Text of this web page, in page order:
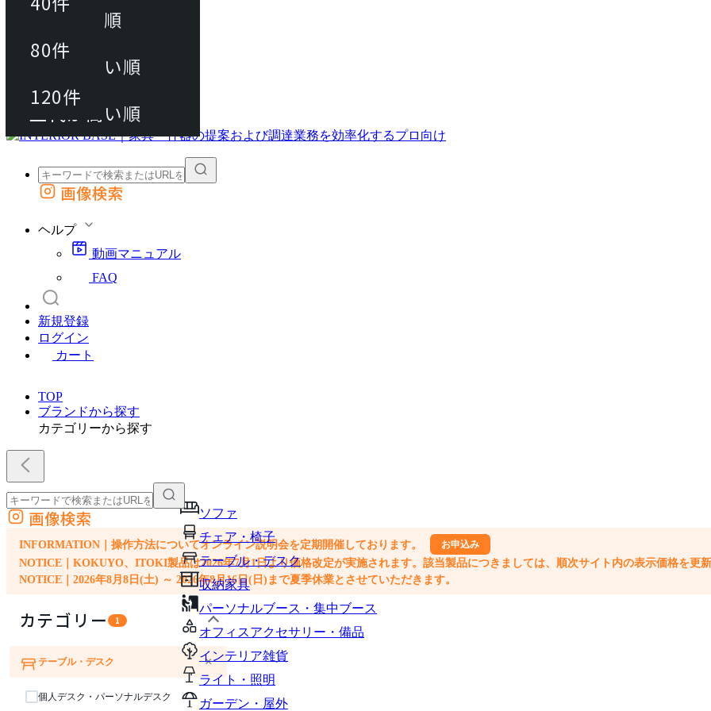
動画マニュアル
FAQ
カート
外部サイトの商品をカートに追加
画像検索
ヘルプ
動画マニュアル
FAQ
新規登録
ログイン
カート
TOP
ブランドから探す
カテゴリーから探す
ソファ
チェア・椅子
テーブル・デスク
収納家具
パーソナルブース・集中ブース
オフィスアクセサリー・備品
インテリア雑貨
ライト・照明
ガーデン・屋外
外部サイトの商品をカートに追加
他のサイトで見つけた商品ページのURLを貼り付けて、カートに追加できます
画像検索
INFORMATION｜操作方法についてオンライン説明会を定期開催しております。 お申込み
NOTICE｜KOKUYO、ITOKI製品は2026年7月1日より価格改定が実施されます。該当製品につきましては、順次サイト内の表示価格を更新
NOTICE｜2026年8月8日(土) ～ 2026年8月16日(日)まで夏季休業とさせていただきます。
カテゴリー 1
ソファ
チェア・椅子
テーブル・デスク ×
個人デスク・パーソナルデスク
80件
120件
おすすめ順
上代が安い順
上代が高い順
80件
120件